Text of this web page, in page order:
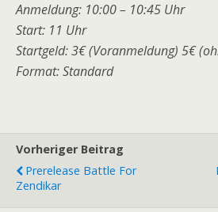
Anmeldung: 10:00 – 10:45 Uhr
Start: 11 Uhr
Startgeld: 3€ (Voranmeldung) 5€
Format: Standard
Vorheriger Beitrag
Prerelease Battle For
Zendikar